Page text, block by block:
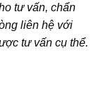
tư vấn, chẩn
liên hệ với
tư vấn cụ thể.